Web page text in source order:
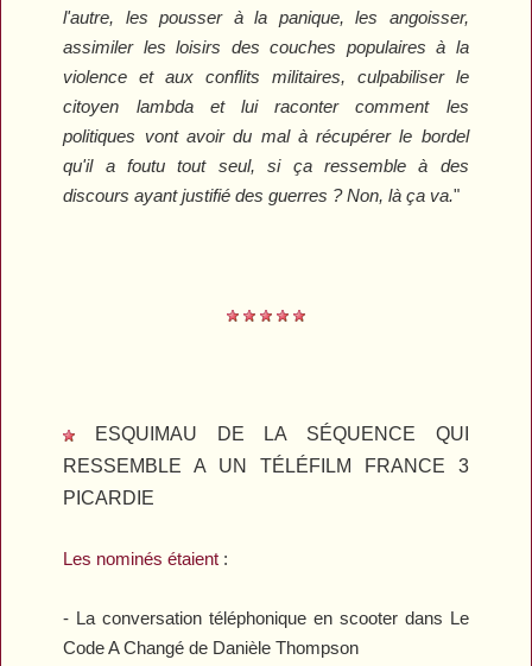
l'autre, les pousser à la panique, les angoisser,
assimiler les loisirs des couches populaires à la
violence et aux conflits militaires, culpabiliser le
citoyen lambda et lui raconter comment les
politiques vont avoir du mal à récupérer le bordel
qu'il a foutu tout seul, si ça ressemble à des
discours ayant justifié des guerres ? Non, là ça va."
ESQUIMAU DE LA SÉQUENCE QUI
RESSEMBLE A UN TÉLÉFILM FRANCE 3
PICARDIE
Les nominés étaient :
- La conversation téléphonique en scooter dans Le
Code A Changé de Danièle Thompson